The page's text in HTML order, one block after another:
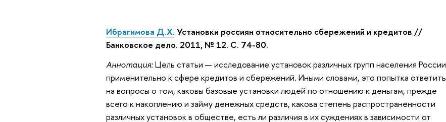
Ибрагимова Д.Х. Установки россиян относительно сбережений и кредитов //
Банковское дело. 2011, № 12. С. 74-80.
Аннотация:Цель статьи — исследование установок различных групп населения России
применительно к сфере кредитов и сбережений. Иными словами, это попытка ответить
на вопросы о том, каковы базовые установки людей по отношению к деньгам, прежде
всего к накоплению и займу денежных средств, какова степень распространенности
различных установок в обществе, есть ли различия в их суждениях в зависимости от